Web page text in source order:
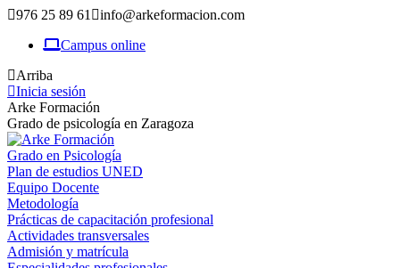
Saltar
contenido
976 25 89 61
info@arkeformacion.com
Campus online
Arriba
Inicia sesión
Arke Formación
Grado de psicología en Zaragoza
Grado en Psicología
Plan de estudios UNED
Equipo Docente
Metodología
Prácticas de capacitación profesional
Actividades transversales
Admisión y matrícula